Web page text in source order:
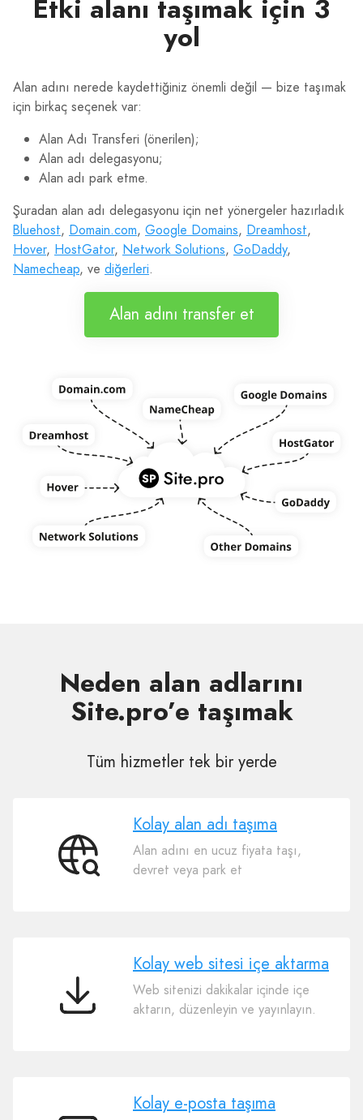
Etki alanı taşımak için 3
yol
Alan adını nerede kaydettiğiniz önemli değil — bize taşımak
için birkaç seçenek var:
Alan Adı Transferi (önerilen);
Alan adı delegasyonu;
Alan adı park etme.
Şuradan alan adı delegasyonu için net yönergeler hazırladık
Bluehost, Domain.com, Google Domains, Dreamhost,
Hover, HostGator, Network Solutions, GoDaddy,
Namecheap, ve diğerleri.
Alan adını transfer et
Neden alan adlarını
Site.pro’e taşımak
Tüm hizmetler tek bir yerde
Kolay
alan
Kolay alan adı taşıma
Alan adını en ucuz fiyata taşı,
devret veya park et
Kolay
Kolay web sitesi içe aktarma
Web sitenizi dakikalar içinde içe
aktarın, düzenleyin ve yayınlayın.
Kolay e-posta taşıma